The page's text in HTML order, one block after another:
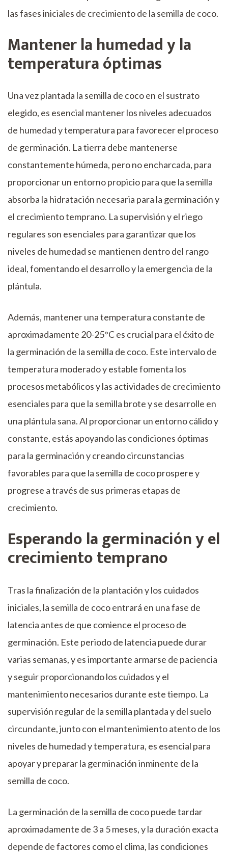
las fases iniciales de crecimiento de la semilla de coco.
Mantener la humedad y la
temperatura óptimas
Una vez plantada la semilla de coco en el sustrato
elegido, es esencial mantener los niveles adecuados
de humedad y temperatura para favorecer el proceso
de germinación. La tierra debe mantenerse
constantemente húmeda, pero no encharcada, para
proporcionar un entorno propicio para que la semilla
absorba la hidratación necesaria para la germinación y
el crecimiento temprano. La supervisión y el riego
regulares son esenciales para garantizar que los
niveles de humedad se mantienen dentro del rango
ideal, fomentando el desarrollo y la emergencia de la
plántula.
Además, mantener una temperatura constante de
aproximadamente 20-25°C es crucial para el éxito de
la germinación de la semilla de coco. Este intervalo de
temperatura moderado y estable fomenta los
procesos metabólicos y las actividades de crecimiento
esenciales para que la semilla brote y se desarrolle en
una plántula sana. Al proporcionar un entorno cálido y
constante, estás apoyando las condiciones óptimas
para la germinación y creando circunstancias
favorables para que la semilla de coco prospere y
progrese a través de sus primeras etapas de
crecimiento.
Esperando la germinación y el
crecimiento temprano
Tras la finalización de la plantación y los cuidados
iniciales, la semilla de coco entrará en una fase de
latencia antes de que comience el proceso de
germinación. Este periodo de latencia puede durar
varias semanas, y es importante armarse de paciencia
y seguir proporcionando los cuidados y el
mantenimiento necesarios durante este tiempo. La
supervisión regular de la semilla plantada y del suelo
circundante, junto con el mantenimiento atento de los
niveles de humedad y temperatura, es esencial para
apoyar y preparar la germinación inminente de la
semilla de coco.
La germinación de la semilla de coco puede tardar
aproximadamente de 3 a 5 meses, y la duración exacta
depende de factores como el clima, las condiciones